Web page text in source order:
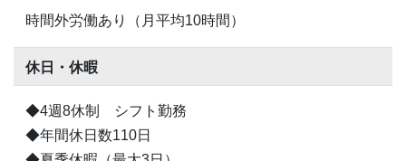
時間外労働あり（月平均10時間）
休日・休暇
◆4週8休制 シフト勤務
◆年間休日数110日